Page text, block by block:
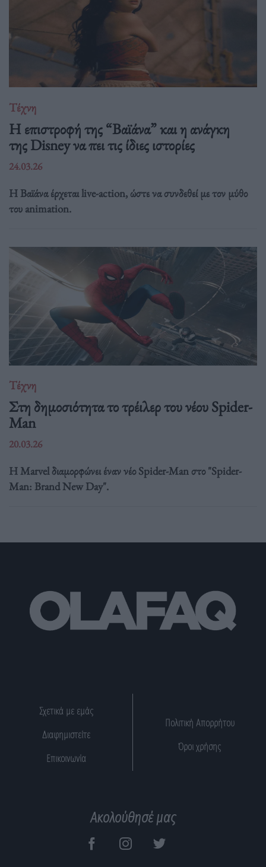
Τέχνη
Η επιστροφή της “Βαϊάνα” και η ανάγκη
της Disney να πει τις ίδιες ιστορίες
24.03.26
Η Βαϊάνα έρχεται live-action, ώστε να συνδεθεί με τον μύθο
του animation.
Τέχνη
Στη δημοσιότητα το τρέιλερ του νέου Spider-
Man
20.03.26
Η Marvel διαμορφώνει έναν νέο Spider-Man στο "Spider-
Man: Brand New Day".
Σχετικά με εμάς
Διαφημιστείτε
Επικοινωνία
Πολιτική Απορρήτου
Όροι χρήσης
Ακολούθησέ μας